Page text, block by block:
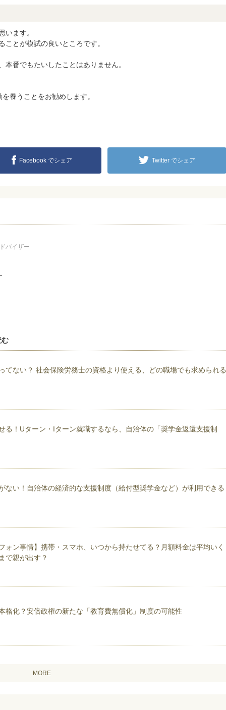
います。
とが模試の良いところです。
番でもたいしたことはありません。
養うことをお勧めします。
Facebook でシェア Twitter でシェア
バイザー
ーに転職し、値引きやタイムセールを担当。リアルな現場での駆け引きや相場観
東京地区エリアマネージャーとなり、新人採用を年間４０００人担当した。
円節約作戦！！」の中では固定費の削減を中心に
動している。
るテーマは節約全般、社会保険労務士試験 住宅ローン 労働問題 ブラック企
5万円」節約作戦！』（ごま書房新社）。本の内容は、『らくらく貯蓄術。住宅ロ
衛のススメ。』
活動、著書、社労士、FPのことを配信中。
万円」節約作戦【ごま書房新社】より発売
なさい！」奨学金利用者50％以上時代の新教育費計画発売
5万円」節約作戦 増補改訂2版発売
でに貯め始めなさい！: 私の老後に必要な資金は2164万円です あなたの金額
」「教育」「老後」を節約しなさい！お金の裏技3冊セット: この3つを節約すれ
む
てない？ 社会保険労務士の資格より使える、どの職場でも求められる
る！Uターン・Iターン就職するなら、自治体の「奨学金返還支援制
ない！自治体の経済的な支援制度（給付型奨学金など）が利用できる
ォン事情】携帯・スマホ、いつから持たせてる？月額料金は平均いく
で親が出す？
格化？安倍政権の新たな「教育費無償化」制度の可能性
MORE